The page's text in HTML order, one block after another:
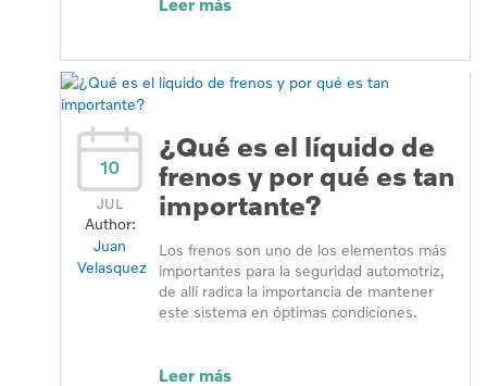
Leer más
10
JUL
Author:
Juan
Velasquez
¿Qué es el líquido de
frenos y por qué es tan
importante?
Los frenos son uno de los elementos más
importantes para la seguridad automotriz,
de allí radica la importancia de mantener
este sistema en óptimas condiciones.
Leer más